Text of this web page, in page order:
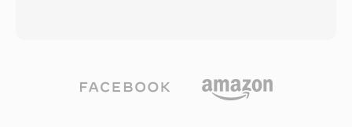
2000-an. Mengekstrak dan mengonversi audio
XA dimungkinkan melalui tool seperti FFmpeg
bit, ADPCM Creative 4-bit dan 2,6-bit, PCM